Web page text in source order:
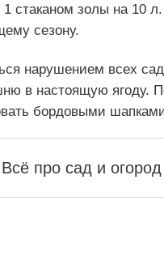
стаканом золы на 10
сезону.
нарушением всех
в настоящую ягоду.
бордовыми
Всё про сад и огород